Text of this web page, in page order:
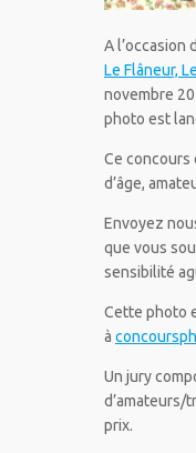
A l’occasion
Le Flâneur,
novembre
photo est
Ce concours
d’âge,
Envoyez
que vous
sensibilité
Cette photo
à
Un jury
d’amateurs/
prix.